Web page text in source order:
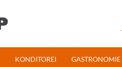
KONDITOREI GASTRONOMIE